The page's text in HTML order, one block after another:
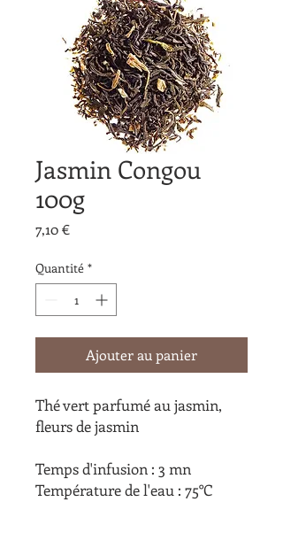
Jasmin Congou
100g
7,10 €Prix
Quantité *
Ajouter au panier
Thé vert parfumé au jasmin,
fleurs de jasmin
Temps d'infusion : 3 mn
Température de l'eau : 75°C